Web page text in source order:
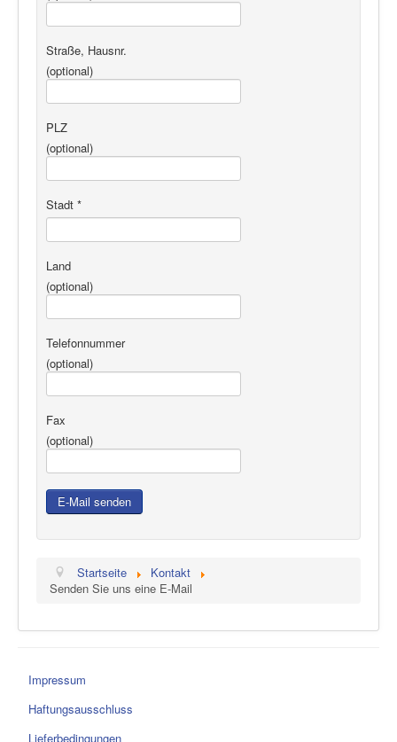
Straße, Hausnr.
(optional)
PLZ
(optional)
Stadt *
Land
(optional)
Telefonnummer
(optional)
Fax
(optional)
E-Mail senden
Startseite
Kontakt
Senden Sie uns eine E-Mail
Impressum
Haftungsausschluss
Lieferbedingungen